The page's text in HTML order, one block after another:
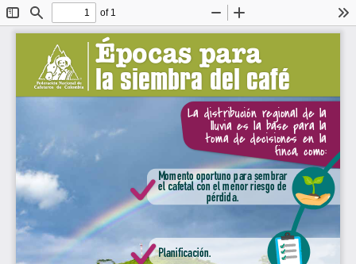
Toggle
Sidebar
Find
of 1
Zoom
Out
In
Épocas para
la siembra del café
La distribución regional de la
lluvia es la base para la
toma de decisiones en la
finca, como:
Planificación.
Momento oportuno para sembrar
el cafetal con el menor riesgo de
pérdida.